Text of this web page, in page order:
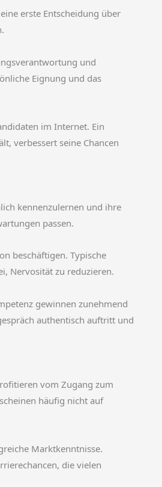
erste Entscheidung über
und
Eignung und das
im Internet. Ein
verbessert seine Chancen
kennenzulernen und ihre
passen.
beschäftigen. Typische
Nervosität zu reduzieren.
gewinnen zunehmend
authentisch auftritt und
vom Zugang zum
häufig nicht auf
Marktkenntnisse.
die vielen